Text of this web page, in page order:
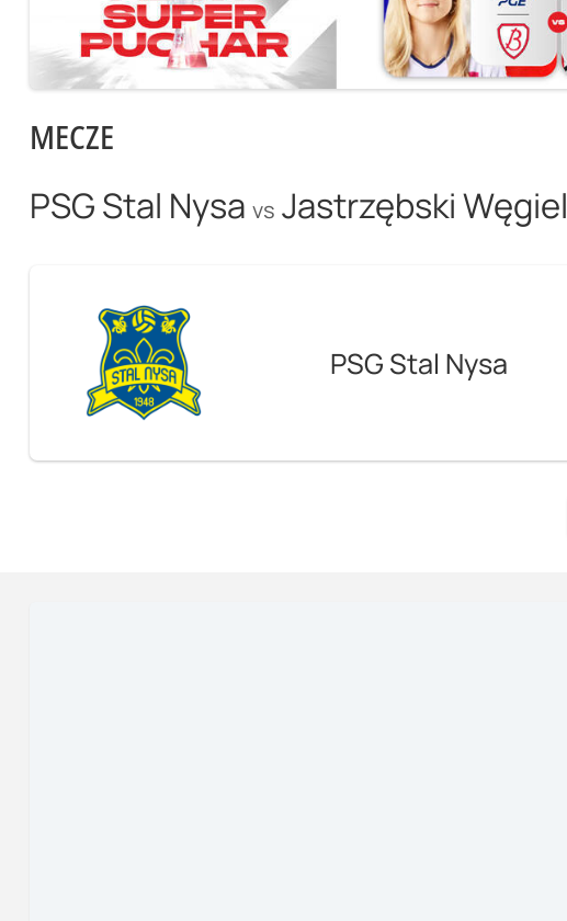
MECZE
PSG Stal Nysa vs Jastrzębski Węgiel
PSG Stal Nysa